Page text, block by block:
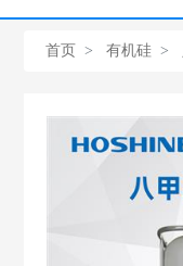
首页 有机硅